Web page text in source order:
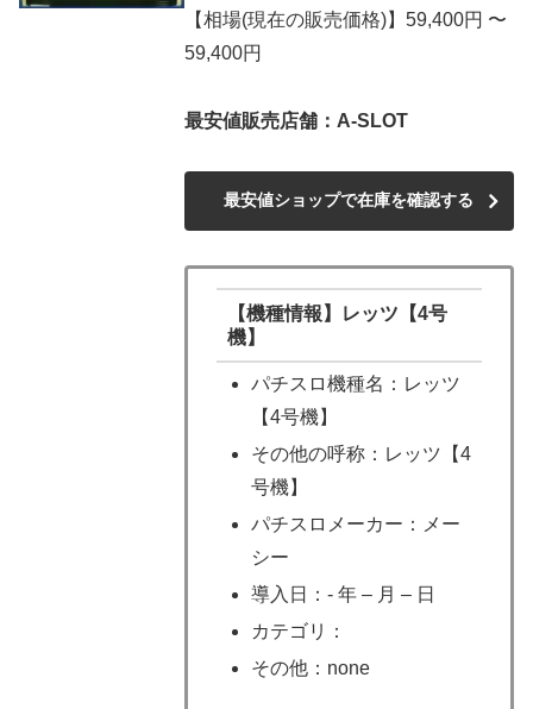
【相場(現在の販売価格)】59,400円 〜
59,400円
最安値販売店舗：A-SLOT
最安値ショップで在庫を確認する
【機種情報】レッツ【4号
機】
パチスロ機種名：レッツ
【4号機】
その他の呼称：レッツ【4
号機】
パチスロメーカー：メー
シー
導入日：- 年 – 月 – 日
カテゴリ：
その他：none